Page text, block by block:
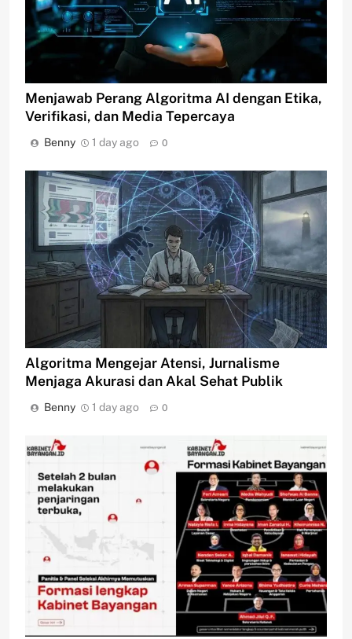
Menjawab Perang Algoritma AI dengan Etika,
Verifikasi, dan Media Tepercaya
Benny 1 day ago 0
Algoritma Mengejar Atensi, Jurnalisme
Menjaga Akurasi dan Akal Sehat Publik
Benny 1 day ago 0